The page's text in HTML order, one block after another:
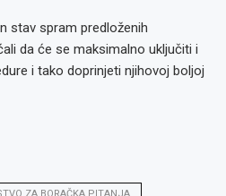
stav spram predloženih
da će se maksimalno uključiti i
i tako doprinjeti njihovoj boljoj